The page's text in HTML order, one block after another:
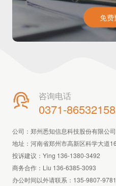
免费
 咨询电话
0371-86532158
公司：郑州悉知信息科技股份有限公司
地址：河南省郑州市高新区科学大道
投诉建议：Ying 136-1380-3492
商务合作：Liu 136-6385-3093
办公时间以外请联系： 135-9807-9781